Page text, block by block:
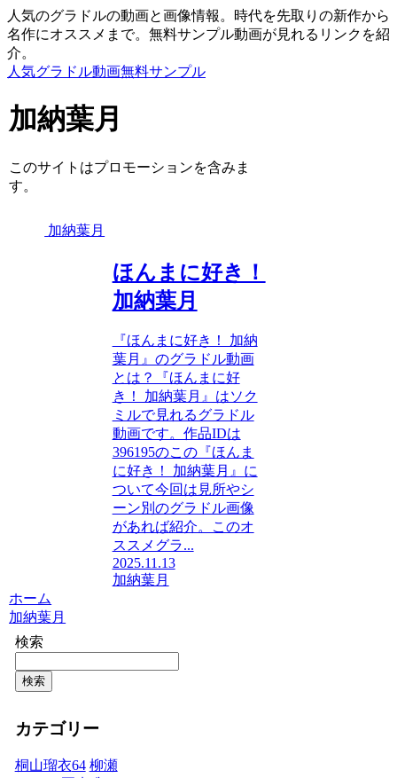
人気のグラドルの動画と画像情報。時代を先取りの新作から
名作にオススメまで。無料サンプル動画が見れるリンクを紹
介。
人気グラドル動画無料サンプル
加納葉月
このサイトはプロモーションを含みま
す。
加納葉月
ほんまに好き！
加納葉月
『ほんまに好き！ 加納
葉月』のグラドル動画
とは？『ほんまに好
き！ 加納葉月』はソク
ミルで見れるグラドル
動画です。作品IDは
396195のこの『ほんま
に好き！ 加納葉月』に
ついて今回は見所やシ
ーン別のグラドル画像
があれば紹介。このオ
ススメグラ...
2025.11.13
加納葉月
ホーム
加納葉月
検索
検索
カテゴリー
桐山瑠衣64 柳瀬